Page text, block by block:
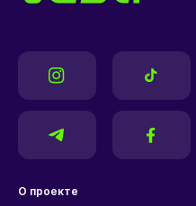
О проекте